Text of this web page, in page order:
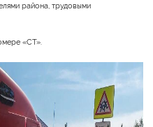
района, трудовыми
«СТ».